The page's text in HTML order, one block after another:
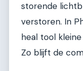
storende
verstoren. In
heal tool
Zo blijft de